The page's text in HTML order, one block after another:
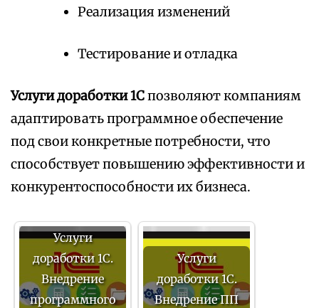
Реализация изменений
Тестирование и отладка
Услуги доработки 1Спозволяют компаниям
адаптировать программное обеспечение
под свои конкретные потребности, что
способствует повышению эффективности и
конкурентоспособности их бизнеса.
Услуги
доработки 1С.
Внедрение
программного
Услуги
доработки 1С.
Внедрение ПП